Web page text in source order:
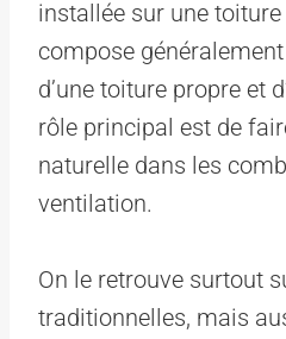
installée sur une
compose
d’une toiture propre et
rôle principal est de
naturelle dans les
ventilation.
On le retrouve surtout
traditionnelles, mais